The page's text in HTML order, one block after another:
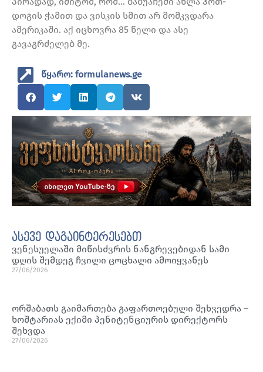
დოგის ჭამით და ვისკის სმით არ მომკვდარა
ამერიკაში. აქ იცხოვრა 85 წელი და ასე
გავაგრძელებ მე.
წყარო: formulanews.ge
ასევე დაგაინტერესებთ
ვენესუელაში მიწისძვრის ნანგრევებიდან სამი
დღის შემდეგ ჩვილი ცოცხალი ამოიყვანეს
27/06/2026
ორშაბათს გაიმართება გაფართოებული შეხვედრა –
ხოშტარიას ექიმი პენიტენციურის დირექტორს
შეხვდა
27/06/2026